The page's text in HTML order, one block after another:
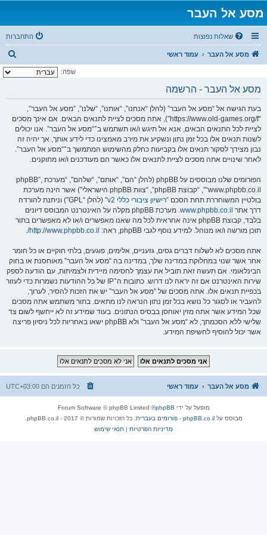
מסע אל העבר
שאלות נפוצות התחברות
מסע אל העבר עמוד ראשי
י
שפה:
מסע אל העבר - הרשמה
בעת הגישה אל “מסע אל העבר” (להלן “אנחנו”, “אותנו”, “שלנו”, “מסע אל העבר”,
“https://www.old-games.org/f”), אתה מסכים לציית לתנאים הבאים. אם אינך מסכים
לציית לכל התנאים הבאים, אנא אל תיגש ו/או תשתמש ב־“מסע אל העבר”. אנו יכולים
לשנות תנאים אלו בכל זמן נתון ונשקיע את מירב מאמצינו כדי לידע אותך, אך יהיה זה
נבון מצידך לסקור תנאים אלו בקביעות כחלק מהשימוש המתמשך ב־“מסע אל העבר”.
לאחר שינויים אתה מסכים לציית לתנאים אלו כאשר הם מעודכנים ו/או מתוקנים.
הפורומים שלנו מבוססים על phpBB (להלן “הם”, “אותם”, “שלהם”, “מערכת phpBB”,
“www.phpbb.co.il”, “קבוצת phpBB”, “צוות phpBB הישראלי”) אשר הינה מערכת
בולטיין המשוחררת תחת הסכם “רישיון ציבורי כללי v2
” (להלן “GPL”) וניתנת להורדה
דרך אתר www.phpbb.co.il
. מערכת phpBB מקלה על האינטרנט המבוסס דיונים
בלבד, קבוצת phpBB אינה אחראית לכל מה שאנו מאפשרים ו/או לא מאפשרים בתור
תוכן מורשה ו/או מנוהל. למידע נוסף לגבי phpBB, ראה:
http://www.phpbb.co.il/
.
אתה מסכים לא לשלוח דברים גסים, גזעניים, אלימים, פוגעים, בלתי חוקיים או כל חומר
אחר אשר שנוי במחלוקת במדינה שלך, במדינה בה “מסע אל העבר” מאוחסנת או בחוק
הבינלאומי. אם תעשה זאת תוביל את עצמך לחסימה מיידית ולצמיתות, עם הודעה לספק
שירות האינטרנט אם זה יראה לנו דרוש. כתובות ה־IP של כל ההודעות נשמרות כדי לעזור
בכפיית תנאים אלו. אתה מסכים של “מסע אל העבר” יש את הזכות להסיר, לערוך,
להעביר או לסגור כל נושא בכל זמן נתון הנראה לנו מתאים. בתור משתמש אתה מסכים
שכל המידע אשר אתה מזין יאוחסן בבסיס הנתונים. בעוד שמידע זה לא ייחשף לשום צד
שלישי ללא הסכמתך, לא “מסע אל העבר” ולא phpBB ישאו באחריות לכל ניסיון פריצה
אשר יכול להוסיף לחשיפת המידע.
מסע אל העבר עמוד ראשי כל הזמנים הם UTC+03:00
מופעל על ידי phpBB
® Forum Software © phpBB Limited
מבוסס עלphpBB.co.il - פורומים בעברית
. כל הזכויות שמורות © 2017 - phpBB.co.il.
מדיניות הפרטיות | תנאי שימוש